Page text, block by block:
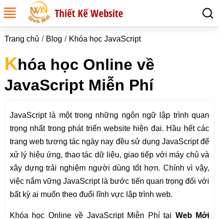
Thiết Kế Website
Trang chủ Blog Khóa học JavaScript
Khóa học Online về
JavaScript Miễn Phí
JavaScript là một trong những ngôn ngữ lập trình quan
trọng nhất trong phát triển website hiện đại. Hầu hết các
trang web tương tác ngày nay đều sử dụng JavaScript để
xử lý hiệu ứng, thao tác dữ liệu, giao tiếp với máy chủ và
xây dựng trải nghiệm người dùng tốt hơn. Chính vì vậy,
việc nắm vững JavaScript là bước tiến quan trọng đối với
bất kỳ ai muốn theo đuổi lĩnh vực lập trình web.
Khóa học Online về JavaScript Miễn Phí tại Web Mới